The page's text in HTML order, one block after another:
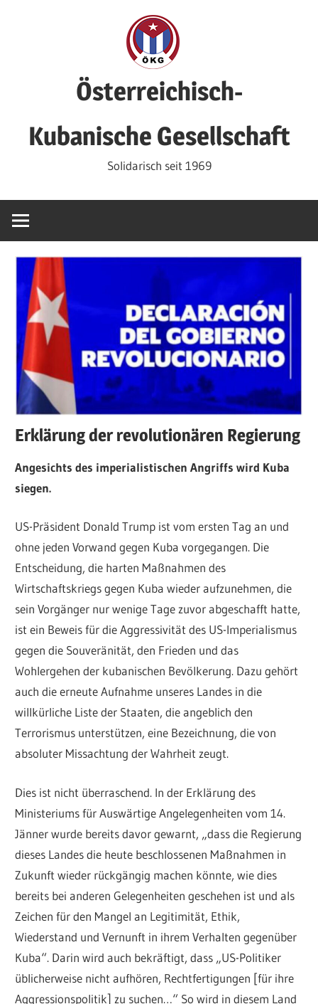
Österreichisch-
Kubanische Gesellschaft
Solidarisch seit 1969
Erklärung der revolutionären Regierung
Angesichts des imperialistischen Angriffs wird Kuba
siegen.
US-Präsident Donald Trump ist vom ersten Tag an und
ohne jeden Vorwand gegen Kuba vorgegangen. Die
Entscheidung, die harten Maßnahmen des
Wirtschaftskriegs gegen Kuba wieder aufzunehmen, die
sein Vorgänger nur wenige Tage zuvor abgeschafft hatte,
ist ein Beweis für die Aggressivität des US-Imperialismus
gegen die Souveränität, den Frieden und das
Wohlergehen der kubanischen Bevölkerung. Dazu gehört
auch die erneute Aufnahme unseres Landes in die
willkürliche Liste der Staaten, die angeblich den
Terrorismus unterstützen, eine Bezeichnung, die von
absoluter Missachtung der Wahrheit zeugt.
Dies ist nicht überraschend. In der Erklärung des
Ministeriums für Auswärtige Angelegenheiten vom 14.
Jänner wurde bereits davor gewarnt, „dass die Regierung
dieses Landes die heute beschlossenen Maßnahmen in
Zukunft wieder rückgängig machen könnte, wie dies
bereits bei anderen Gelegenheiten geschehen ist und als
Zeichen für den Mangel an Legitimität, Ethik,
Wiederstand und Vernunft in ihrem Verhalten gegenüber
Kuba“. Darin wird auch bekräftigt, dass „US-Politiker
üblicherweise nicht aufhören, Rechtfertigungen [für ihre
Aggressionspolitik] zu suchen…“ So wird in diesem Land